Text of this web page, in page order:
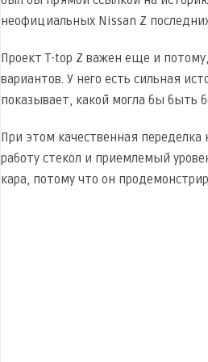
неофициальных Nissan Z
Проект T-top Z важен еще и
вариантов. У него есть сильная
показывает, какой могла бы быть
При этом качественная
работу стекол и приемлемый
кара, потому что он